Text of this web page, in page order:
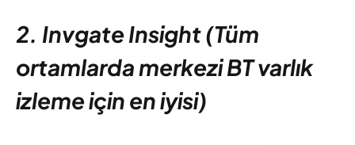
2. Invgate Insight (Tüm
ortamlarda merkezi BT varlık
izleme için en iyisi)